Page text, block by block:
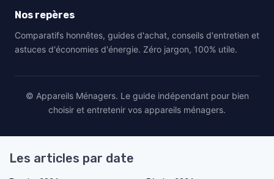
Nos repères
Comparatifs honnêtes, guides d'achat, conseils d'entretien et
astuces d'économies d'énergie. Zéro jargon, 100% utile.
© Appareils Ménagers. Le guide indépendant pour bien
choisir et entretenir vos appareils ménagers.
Les articles par date